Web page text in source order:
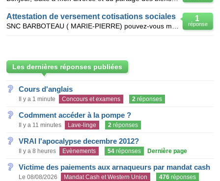
1
réponse
Attestation de versement cotisations sociales
Les dernières réponses publiées
Cours d'anglais
Il y a 1 minute Concours et examens 2 réponses
Codmment accéder à la pompe ?
Il y a 11 minutes Lave-linge 2 réponses
VRAI l'apocalypse decembre 2012?
Il y a 8 heures Evènements 54 réponses Dernière page
Victime des paiements aux arnaqueurs par mandat cash
Le 08/08/2026 Mandat Cash et Western Union 476 réponses